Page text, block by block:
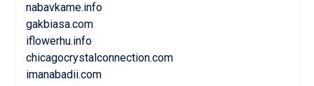
nabavkame.info
gakbiasa.com
iflowerhu.info
chicagocrystalconnection.com
imanabadii.com